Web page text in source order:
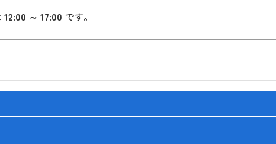
12:00 ～ 17:00 です。